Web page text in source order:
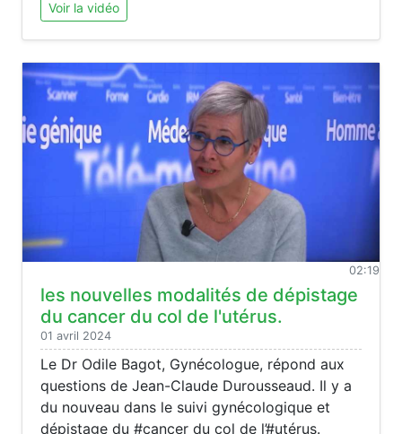
Voir la vidéo
02:19
les nouvelles modalités de dépistage
du cancer du col de l'utérus.
01 avril 2024
Le Dr Odile Bagot, Gynécologue, répond aux
questions de Jean-Claude Durousseaud. Il y a
du nouveau dans le suivi gynécologique et
dépistage du #cancer du col de l’#utérus.